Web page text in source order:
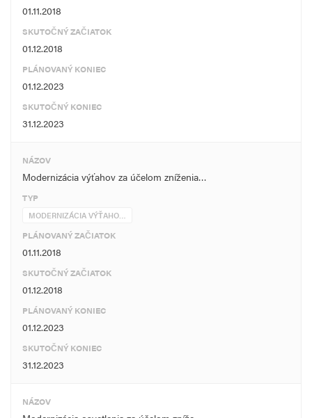
01.11.2018
SKUTOČNÝ ZAČIATOK
01.12.2018
PLÁNOVANÝ KONIEC
01.12.2023
SKUTOČNÝ KONIEC
31.12.2023
NÁZOV
Modernizácia výťahov za účelom zníženia…
TYP
MODERNIZÁCIA VÝŤAHO…
PLÁNOVANÝ ZAČIATOK
01.11.2018
SKUTOČNÝ ZAČIATOK
01.12.2018
PLÁNOVANÝ KONIEC
01.12.2023
SKUTOČNÝ KONIEC
31.12.2023
NÁZOV